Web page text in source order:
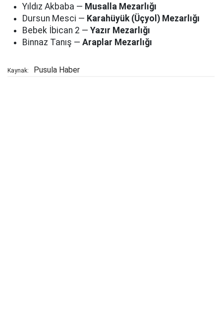
Yıldız Akbaba — Musalla Mezarlığı
Dursun Mesci — Karahüyük (Üçyol) Mezarlığı
Bebek İbican 2 — Yazır Mezarlığı
Binnaz Tanış — Araplar Mezarlığı
Kaynak: Pusula Haber